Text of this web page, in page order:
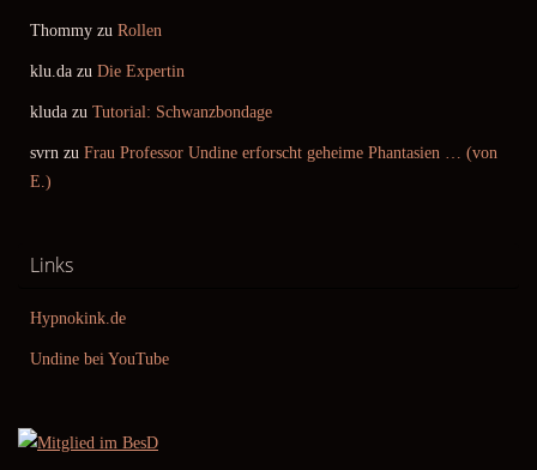
Thommy zu Rollen
klu.da zu Die Expertin
kluda zu Tutorial: Schwanzbondage
svrn zu Frau Professor Undine erforscht geheime Phantasien … (von
E.)
Links
Hypnokink.de
Undine bei YouTube